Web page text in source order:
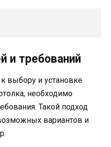
и требований
выбору и установке
необходимо
Такой подход
вариантов и